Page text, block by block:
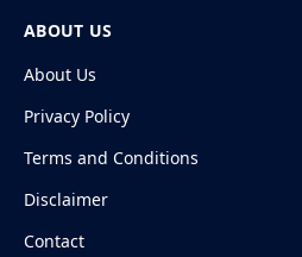
ABOUT US
About Us
Privacy Policy
Terms and Conditions
Disclaimer
Contact